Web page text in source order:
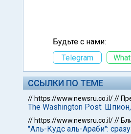
Будьте с нами:
Telegram
ССЫЛКИ ПО ТЕМЕ
// https://www.newsru.co.il///
The Washington Post:
// https://www.newsru.co.il///
"Аль-Кудс аль-Араби":